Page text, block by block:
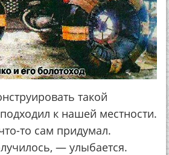
такой
к нашей местности.
то сам придумал.
— улыбается.